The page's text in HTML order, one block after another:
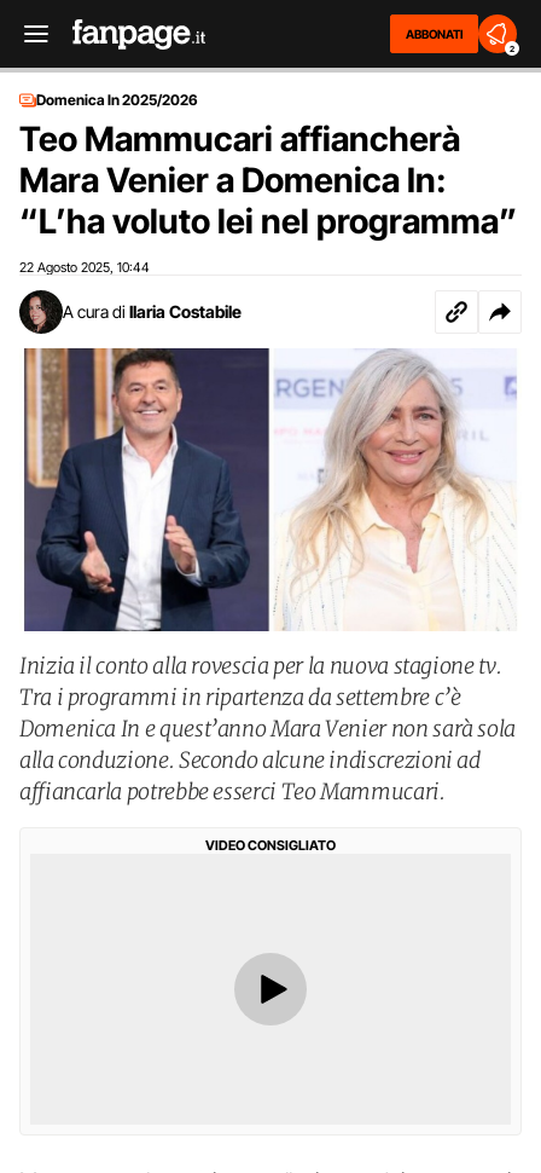
ABBONATI
2
Domenica In 2025/2026
Teo Mammucari affiancherà
Mara Venier a Domenica In:
“L’ha voluto lei nel programma”
22 Agosto 2025 10:44
A cura di Ilaria Costabile
Inizia il conto alla rovescia per la nuova stagione tv.
Tra i programmi in ripartenza da settembre c’è
Domenica In e quest’anno Mara Venier non sarà sola
alla conduzione. Secondo alcune indiscrezioni ad
affiancarla potrebbe esserci Teo Mammucari.
VIDEO CONSIGLIATO